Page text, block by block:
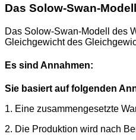
Das Solow-Swan-
Das Solow-Swan-Modell des
Gleichgewicht des
Es sind Annahmen:
Sie basiert auf folgenden
1. Eine zusammengesetzte
2. Die Produktion wird nach